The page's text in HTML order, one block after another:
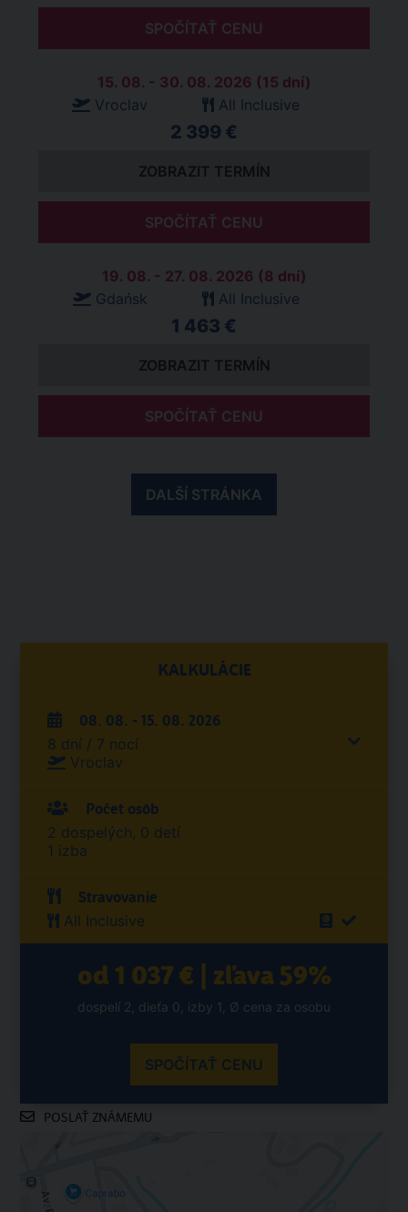
SPOČÍTAŤ CENU
15. 08. - 30. 08. 2026 (15 dní)
Vroclav
All Inclusive
2 399 €
ZOBRAZIT TERMÍN
SPOČÍTAŤ CENU
19. 08. - 27. 08. 2026 (8 dní)
Gdańsk
All Inclusive
1 463 €
ZOBRAZIT TERMÍN
SPOČÍTAŤ CENU
DALŠÍ STRÁNKA
KALKULÁCIE
08. 08. - 15. 08. 2026
8 dní / 7 nocí
Vroclav
Počet osôb
2 dospelých, 0 detí
1 izba
Stravovanie
All Inclusive
od 1 037 € | zľava 59%
dospelí 2, dieťa 0, izby 1, Ø cena za osobu
SPOČÍTAŤ CENU
POSLAŤ ZNÁMEMU